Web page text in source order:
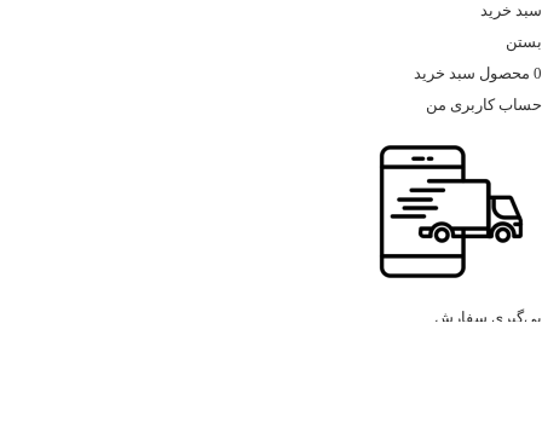
سبد خرید
بستن
0 محصول سبد خرید
حساب کاربری من
پی‌گیری سفارش